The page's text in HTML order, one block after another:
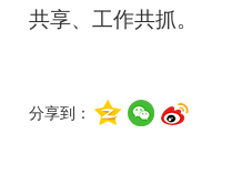
共享、工作共抓。
分享到：